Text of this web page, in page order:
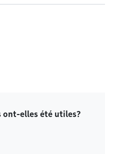
ont-elles été utiles?